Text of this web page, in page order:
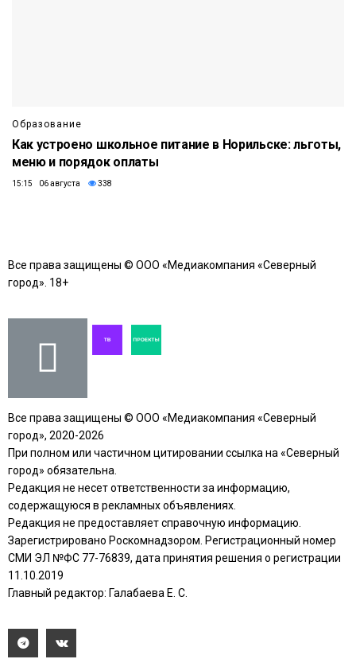
Образование
Как устроено школьное питание в Норильске: льготы,
меню и порядок оплаты
15:15 06 августа 338
Все права защищены © ООО «Медиакомпания «Северный
город». 18+
Все права защищены © ООО «Медиакомпания «Северный
город», 2020-2026
При полном или частичном цитировании ссылка на «Северный
город» обязательна.
Редакция не несет ответственности за информацию,
содержащуюся в рекламных объявлениях.
Редакция не предоставляет справочную информацию.
Зарегистрировано Роскомнадзором. Регистрационный номер
СМИ ЭЛ №ФС 77-76839, дата принятия решения о регистрации
11.10.2019
Главный редактор: Галабаева Е. С.